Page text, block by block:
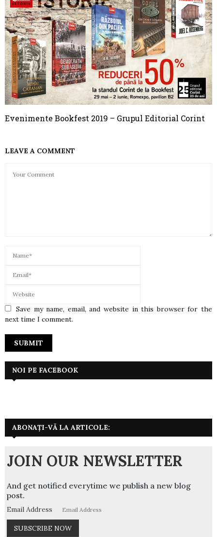
Evenimente Bookfest 2019 – Grupul Editorial Corint
LEAVE A COMMENT
Save my name, email, and website in this browser for the
next time I comment.
NOI PE FACEBOOK
ABONAȚI-VĂ LA ARTICOLE:
JOIN OUR NEWSLETTER
And get notified everytime we publish a new blog
post.
Email Address